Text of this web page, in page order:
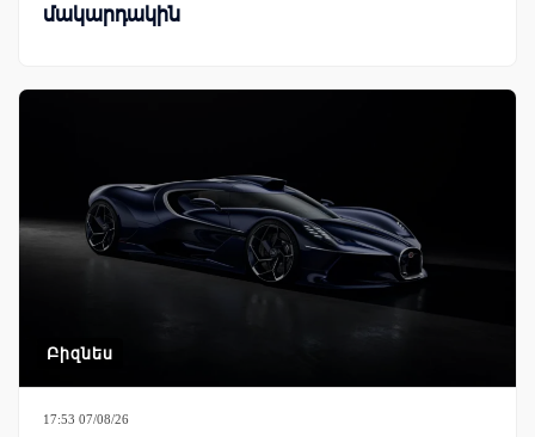
մակարդակին
Բիզնես
17:53 07/08/26